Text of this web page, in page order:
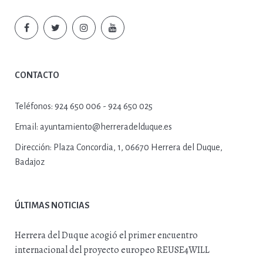
CONTACTO
Teléfonos: 924 650 006 - 924 650 025
Email: ayuntamiento@herreradelduque.es
Dirección: Plaza Concordia, 1, 06670 Herrera del Duque,
Badajoz
ÚLTIMAS NOTICIAS
Herrera del Duque acogió el primer encuentro
internacional del proyecto europeo REUSE4WILL